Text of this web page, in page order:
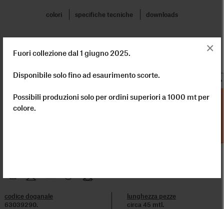
Fuori collezione dal 1 giugno 2025.
Disponibile solo fino ad esaurimento scorte.
Possibili produzioni solo per ordini superiori a 1000 mt per
colore.
×
colori specifiche tecniche downloads
morbidissima, con filati che ricordano la lana e il cotone.
Il trattamento air-energy per evitare qualsiasi prodotto
Voile”... leggero e soffice nella sua naturale trasparenza.
codice doganale
63039290.
lunghezza pezze
circa 45 mtl.